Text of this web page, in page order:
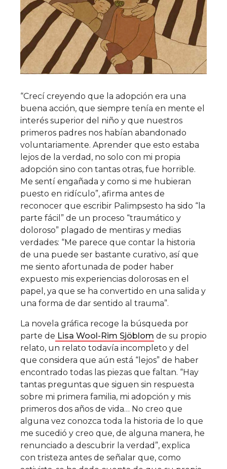
“Crecí creyendo que la adopción era una
buena acción, que siempre tenía en mente el
interés superior del niño y que nuestros
primeros padres nos habían abandonado
voluntariamente. Aprender que esto estaba
lejos de la verdad, no solo con mi propia
adopción sino con tantas otras, fue horrible.
Me sentí engañada y como si me hubieran
puesto en ridículo”, afirma antes de
reconocer que escribir Palimpsesto ha sido “la
parte fácil” de un proceso “traumático y
doloroso” plagado de mentiras y medias
verdades: “Me parece que contar la historia
de una puede ser bastante curativo, así que
me siento afortunada de poder haber
expuesto mis experiencias dolorosas en el
papel, ya que se ha convertido en una salida y
una forma de dar sentido al trauma”.
La novela gráfica recoge la búsqueda por
parte de Lisa Wool-Rim Sjöblom de su propio
relato, un relato todavía incompleto y del
que considera que aún está “lejos” de haber
encontrado todas las piezas que faltan. “Hay
tantas preguntas que siguen sin respuesta
sobre mi primera familia, mi adopción y mis
primeros dos años de vida… No creo que
alguna vez conozca toda la historia de lo que
me sucedió y creo que, de alguna manera, he
renunciado a descubrir la verdad”, explica
con tristeza antes de señalar que, como